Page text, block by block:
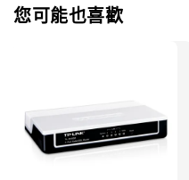
您可能也喜歡